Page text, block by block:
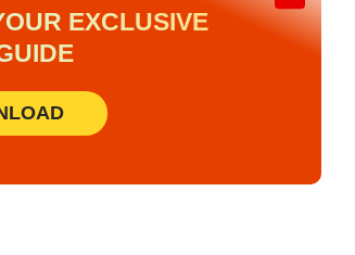
EXCLUSIVE